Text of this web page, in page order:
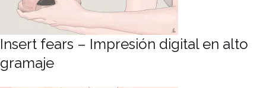
Insert fears – Impresión digital en alto
gramaje